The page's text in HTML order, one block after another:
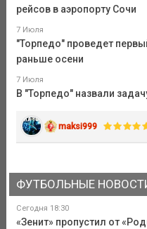
рейсов в аэропорту Сочи
7 Июля
"Торпедо" проведет
раньше осени
7 Июля
В "Торпедо" назвали
maksi999
ФУТБОЛЬНЫЕ
Сегодня 18:30
«Зенит» пропустил от